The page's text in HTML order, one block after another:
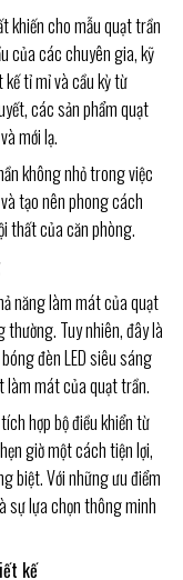
khiến cho mẫu quạt trần
của các chuyên gia, kỹ
tỉ mỉ và cầu kỳ từ
các sản phẩm quạt
mới lạ.
không nhỏ trong việc
tạo nên phong cách
thất của căn phòng.
năng làm mát của quạt
Tuy nhiên, đây là
đèn LED siêu sáng
làm mát của quạt trần.
hợp bộ điều khiển từ
giờ một cách tiện lợi,
biệt. Với những ưu điểm
sự lựa chọn thông minh
kế